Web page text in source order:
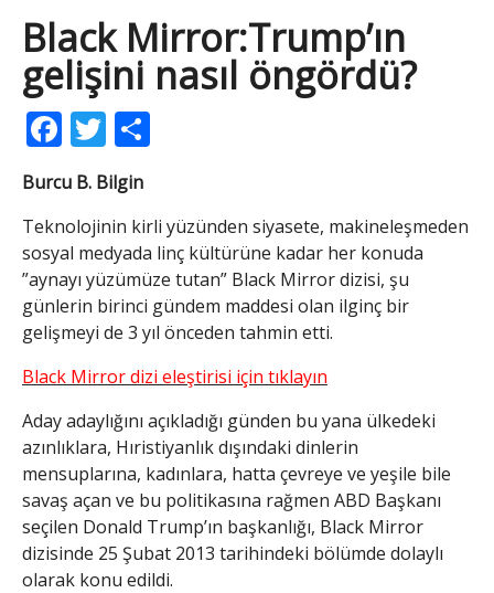
Black Mirror:Trump’ın
gelişini nasıl öngördü?
Facebook
Twitter
Burcu B. Bilgin
Teknolojinin kirli yüzünden siyasete, makineleşmeden
sosyal medyada linç kültürüne kadar her konuda
”aynayı yüzümüze tutan” Black Mirror dizisi, şu
günlerin birinci gündem maddesi olan ilginç bir
gelişmeyi de 3 yıl önceden tahmin etti.
Black Mirror dizi eleştirisi için tıklayın
Aday adaylığını açıkladığı günden bu yana ülkedeki
azınlıklara, Hıristiyanlık dışındaki dinlerin
mensuplarına, kadınlara, hatta çevreye ve yeşile bile
savaş açan ve bu politikasına rağmen ABD Başkanı
seçilen Donald Trump’ın başkanlığı, Black Mirror
dizisinde 25 Şubat 2013 tarihindeki bölümde dolaylı
olarak konu edildi.